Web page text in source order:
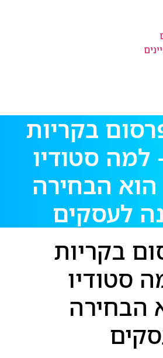
בקריות
– למה סטודיו
הבחירה
לעסקים
בקריות
למה סטודיו
הבחירה